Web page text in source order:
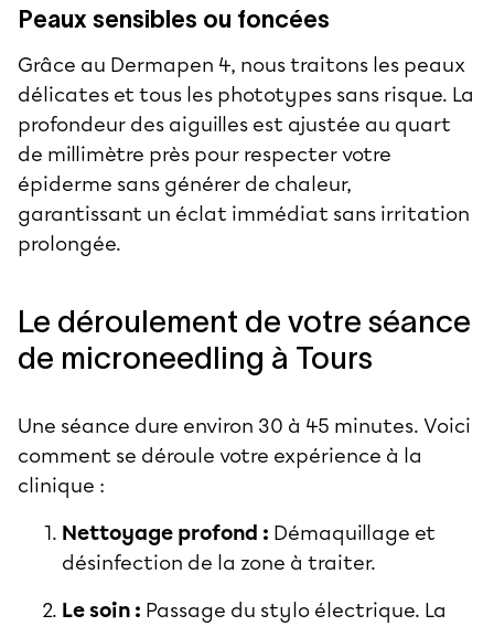
Peaux sensibles ou foncées
Grâce au Dermapen 4, nous traitons les peaux
délicates et tous les phototypes sans risque. La
profondeur des aiguilles est ajustée au quart
de millimètre près pour respecter votre
épiderme sans générer de chaleur,
garantissant un éclat immédiat sans irritation
prolongée.
Le déroulement de votre séance
de microneedling à Tours
Une séance dure environ 30 à 45 minutes. Voici
comment se déroule votre expérience à la
clinique :
Nettoyage profond : Démaquillage et
désinfection de la zone à traiter.
Le soin : Passage du stylo électrique. La